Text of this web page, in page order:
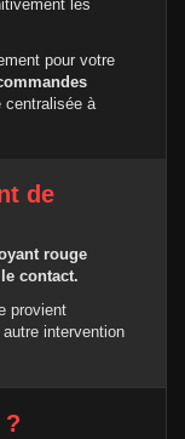
les
pour votre
centralisée à
de
rouge
contact.
provient
intervention
?